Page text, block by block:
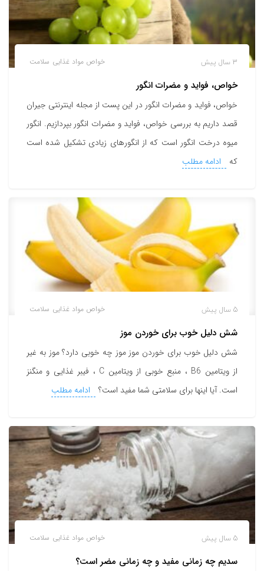
خواص مواد غذایی سلامت 3 سال پیش
خواص، فواید و مضرات انگور
خواص، فواید و مضرات انگور در این پست از مجله اینترنتی جیران
قصد داریم به بررسی خواص، فواید و مضرات انگور بپردازیم. انگور
میوه درخت انگور است که از انگورهای زیادی تشکیل شده است
که
ادامه مطلب
خواص مواد غذایی سلامت 5 سال پیش
شش دلیل خوب برای خوردن موز
شش دلیل خوب برای خوردن موز موز چه خوبی دارد؟ موز به غیر
از ویتامین B6 ، منبع خوبی از ویتامین C ، فیبر غذایی و منگنز
است. آیا اینها برای سلامتی شما مفید است؟
ادامه مطلب
خواص مواد غذایی سلامت 5 سال پیش
سدیم چه زمانی مفید و چه زمانی مضر است؟